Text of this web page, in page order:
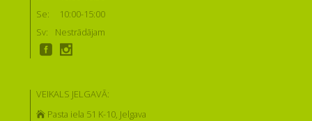
Se:
10:00-15:00
Sv:
Nestrādājam
VEIKALS JELGAVĀ:
Pasta iela 51 K-10, Jelgava